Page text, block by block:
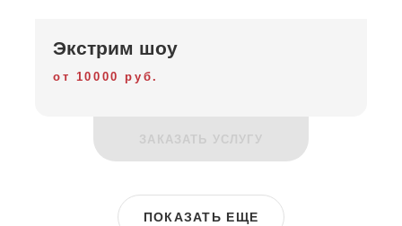
Экстрим шоу
от 10000 руб.
ЗАКАЗАТЬ УСЛУГУ
ПОКАЗАТЬ ЕЩЕ